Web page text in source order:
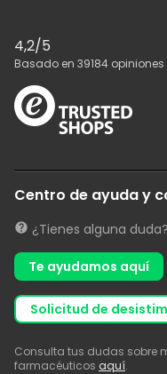
4,2/5
Basado en 39184 opiniones
Centro de ayuda y
¿Tienes alguna duda?
Te ayudamos aquí
solicitud de
Consulta tus dudas sobre
farmacéuticos aquí.